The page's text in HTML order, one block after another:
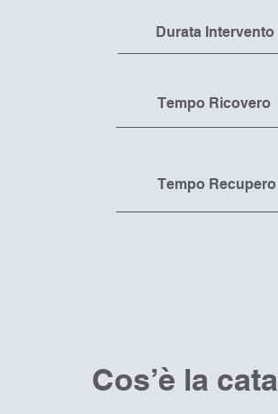
Durata Intervento
Tempo Ricovero
Tempo Recupero
Cos’è la